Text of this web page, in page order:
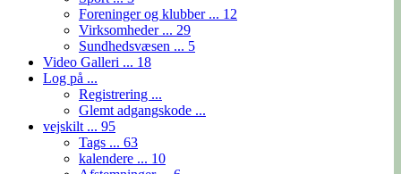
Foreninger og klubber ... 12
Virksomheder ... 29
Sundhedsvæsen ... 5
Video Galleri ... 18
Log på ...
Registrering ...
Glemt adgangskode ...
vejskilt ... 95
Tags ... 63
kalendere ... 10